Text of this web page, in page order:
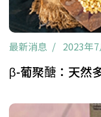
β-葡聚醣：天然
最新消息 2023年